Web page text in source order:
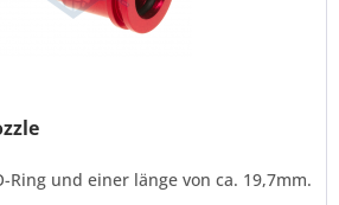
Ring und einer länge von ca. 19,7mm.